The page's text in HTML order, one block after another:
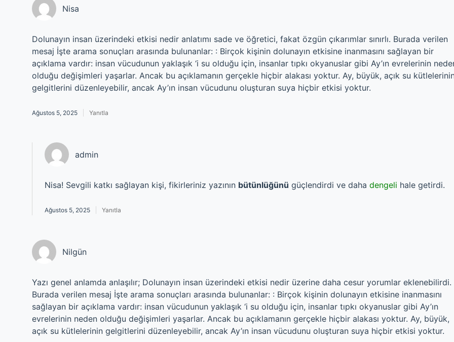
Nisa
Dolunayın insan üzerindeki etkisi nedir anlatımı sade ve öğretici, fakat özgün çıkarımlar sınırlı. Burada verilen
mesaj İşte arama sonuçları arasında bulunanlar: : Birçok kişinin dolunayın etkisine inanmasını sağlayan bir
açıklama vardır: insan vücudunun yaklaşık ‘i su olduğu için, insanlar tıpkı okyanuslar gibi Ay’ın evrelerinin
olduğu değişimleri yaşarlar. Ancak bu açıklamanın gerçekle hiçbir alakası yoktur. Ay, büyük, açık su
gelgitlerini düzenleyebilir, ancak Ay’ın insan vücudunu oluşturan suya hiçbir etkisi yoktur.
Ağustos 5, 2025 Yanıtla
admin
Nisa! Sevgili katkı sağlayan kişi, fikirleriniz yazının bütünlüğünü güçlendirdi ve daha dengeli hale getirdi.
Ağustos 5, 2025 Yanıtla
Nilgün
Yazı genel anlamda anlaşılır; Dolunayın insan üzerindeki etkisi nedir üzerine daha cesur yorumlar eklenebilirdi.
Burada verilen mesaj İşte arama sonuçları arasında bulunanlar: : Birçok kişinin dolunayın etkisine inanmasını
sağlayan bir açıklama vardır: insan vücudunun yaklaşık ‘i su olduğu için, insanlar tıpkı okyanuslar gibi Ay’ın
evrelerinin neden olduğu değişimleri yaşarlar. Ancak bu açıklamanın gerçekle hiçbir alakası yoktur. Ay, büyük,
açık su kütlelerinin gelgitlerini düzenleyebilir, ancak Ay’ın insan vücudunu oluşturan suya hiçbir etkisi yoktur.